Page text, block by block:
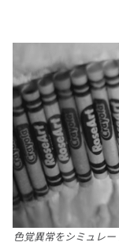
色覚異常をシミュレ